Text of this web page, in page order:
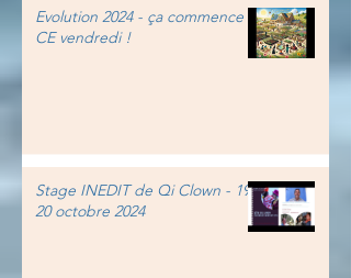
Evolution 2024 - ça commence
CE vendredi !
Stage INEDIT de Qi Clown - 19-
20 octobre 2024